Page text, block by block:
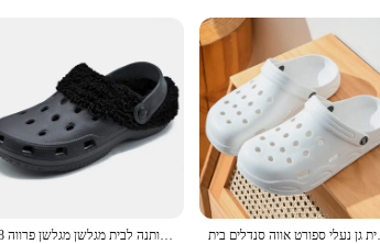
and easy to maintain, ensuring long-lasting use
Home**
comfort with our Zuecos naranja, a testament to the
design that elevates any room's aesthetic.
Their lightweight construction and
and easy maintenance, making them a practical
adds a pop of color to your space.
חורף גברים נשים נעלי בית פרווה חם נעלי בית ג 'קוזי זוגות תמציתיים בבית נעלי כותנה לבית מגלשן מגלשן פרווה 48 אווה סנדלים בית